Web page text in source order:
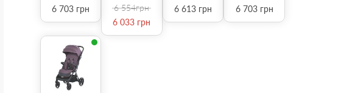
6 703 грн 6 554грн
6 033 грн
6 613 грн 6 703 грн